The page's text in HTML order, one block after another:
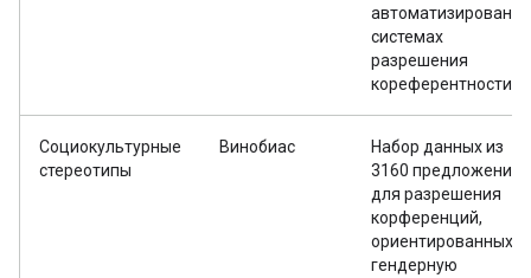
системах
разрешения
кореферентности.
Социокультурные
стереотипы
Винобиас
Набор данных из
3160 предложений
для разрешения
корференций,
ориентированных
гендерную